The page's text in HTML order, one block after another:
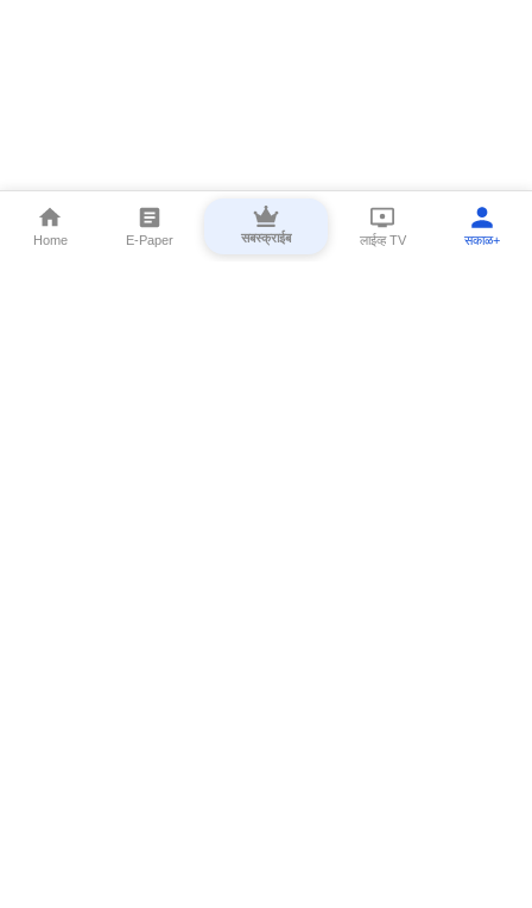
Home E-Paper सबस्क्राईब लाईव्ह TV सकाळ+